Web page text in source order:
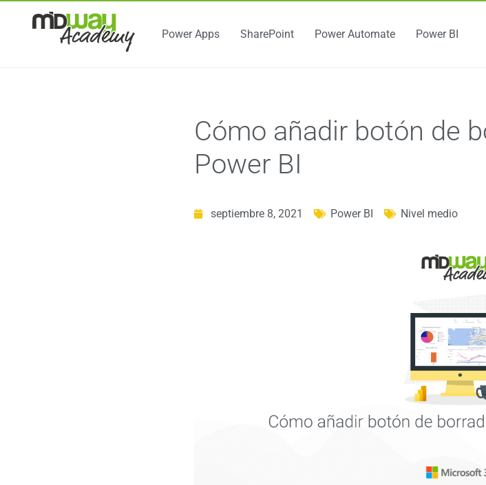
Power Apps SharePoint Power Automate Power BI
Cómo añadir botón de
Power BI
septiembre 8, 2021 Power BI Nivel medio